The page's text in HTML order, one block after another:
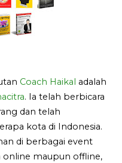
Coach Haikal adalah
. Ia telah berbicara
dan telah
kota di Indonesia.
di berbagai event
online maupun offline,